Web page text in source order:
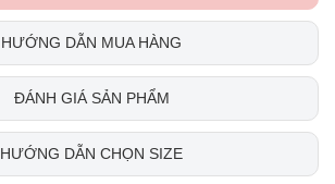
HƯỚNG DẪN MUA HÀNG
ĐÁNH GIÁ SẢN PHẨM
HƯỚNG DẪN CHỌN SIZE